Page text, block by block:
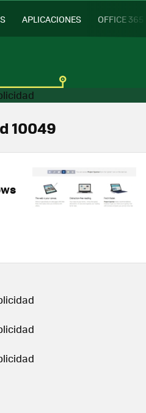
APLICACIONES OFFICE 365
10049